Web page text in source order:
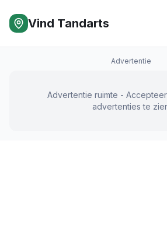
Vind Tandarts
Advertentie
Advertentie ruimte -
advertenties te